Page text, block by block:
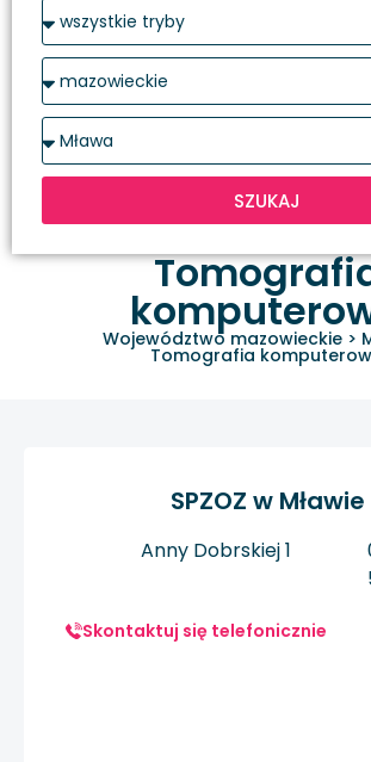
SZUKAJ
Województwo mazowieckie>
Tomografia
SPZOZ w Mławie
Anny Dobrskiej 1
Skontaktuj się telefonicznie